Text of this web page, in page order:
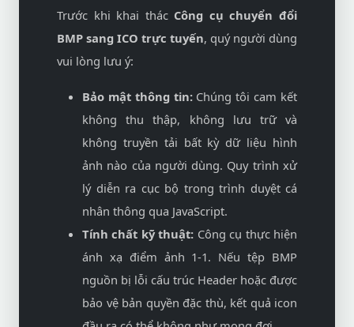
Trước khi khai thác Công cụ chuyển đổi
BMP sang ICO trực tuyến, quý người dùng
vui lòng lưu ý:
Bảo mật thông tin:Chúng tôi cam kết
không thu thập, không lưu trữ và
không truyền tải bất kỳ dữ liệu hình
ảnh nào của người dùng. Quy trình xử
lý diễn ra cục bộ trong trình duyệt cá
nhân thông qua JavaScript.
Tính chất kỹ thuật: Công cụ thực hiện
ánh xạ điểm ảnh 1-1. Nếu tệp BMP
nguồn bị lỗi cấu trúc Header hoặc được
bảo vệ bản quyền đặc thù, kết quả icon